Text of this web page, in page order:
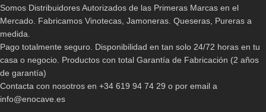
Somos Distribuidores Autorizados de las Primeras Marcas en el
Mercado. Fabricamos Vinotecas, Jamoneras. Queseras, Pureras a
medida.
Pago totalmente seguro. Disponibilidad en tan solo 24/72 horas en tu
casa o negocio. Productos con total Garantía de Fabricación (2 años
de garantía)
Contacta con nosotros en +34 619 94 74 29 o por email a
info@enocave.es